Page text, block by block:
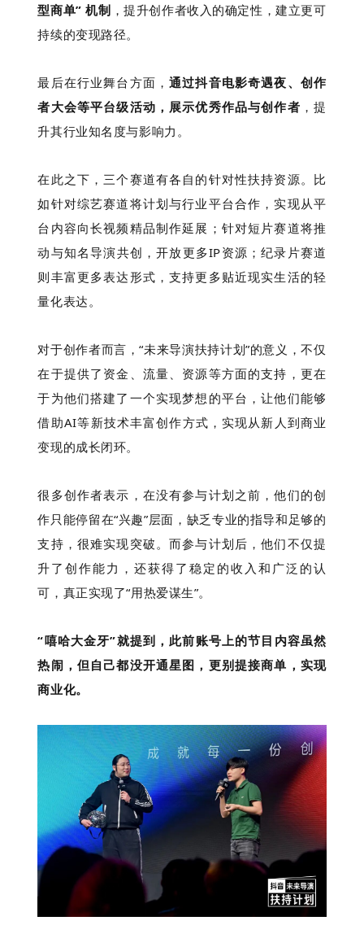
型商单” 机制 ，提升创作者收入的确定性，建立更可
持续的变现路径。
最后在行业舞台方面，通过抖音电影奇遇夜、创作
者大会等平台级活动，展示优秀作品与创作者 ，提
升其行业知名度与影响力。
在此之下，三个赛道有各自的针对性扶持资源。比
如针对综艺赛道将计划与行业平台合作，实现从平
台内容向长视频精品制作延展；针对短片赛道将推
动与知名导演共创，开放更多IP资源；纪录片赛道
则丰富更多表达形式，支持更多贴近现实生活的轻
量化表达。
对于创作者而言，“未来导演扶持计划”的意义，不仅
在于提供了资金、流量、资源等方面的支持，更在
于为他们搭建了一个实现梦想的平台，让他们能够
借助AI等新技术丰富创作方式，实现从新人到商业
变现的成长闭环。
很多创作者表示，在没有参与计划之前，他们的创
作只能停留在“兴趣”层面，缺乏专业的指导和足够的
支持，很难实现突破。而参与计划后，他们不仅提
升了创作能力，还获得了稳定的收入和广泛的认
可，真正实现了“用热爱谋生”。
“嘻哈大金牙”就提到，此前账号上的节目内容虽然
热闹，但自己都没开通星图，更别提接商单，实现
商业化。